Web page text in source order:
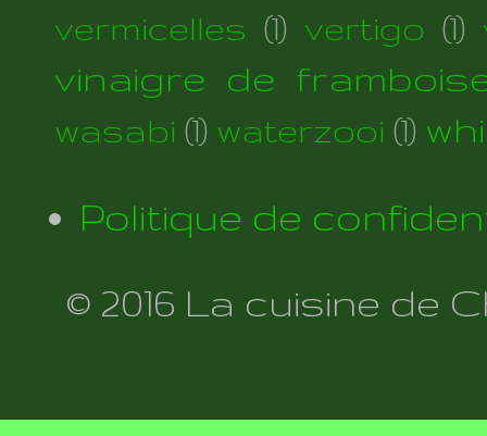
vermicelles (1) vertigo (1)
vinaigre de
wasabi (1) waterzooi (1)
Politique de
© 2016 La cuisine de